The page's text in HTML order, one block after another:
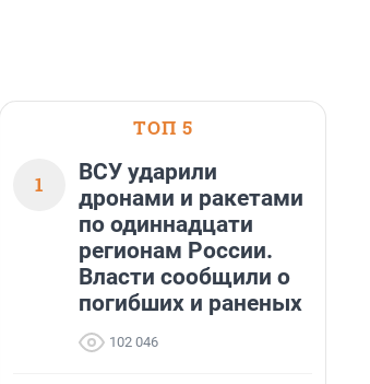
ТОП 5
1
ВСУ ударили
дронами и ракетами
по одиннадцати
регионам России.
Власти сообщили о
погибших и раненых
102 046